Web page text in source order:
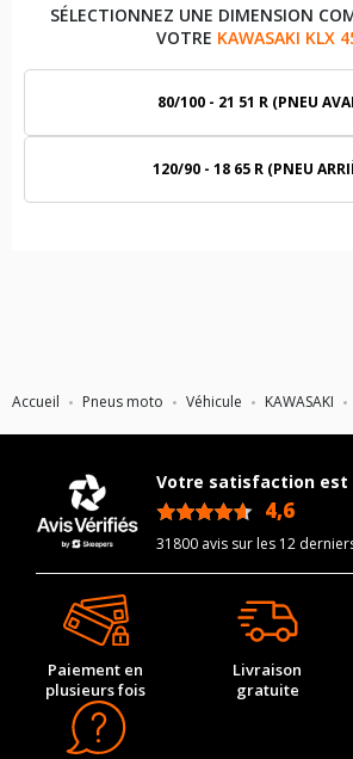
Accueil Pneus moto Véhicule KAWASAKI
SÉLECTIONNEZ UNE DIMENSION
VOTRE KAWASAKI KLX
80/100 - 21 51 R (PNEU
120/90 - 18 65 R (PNEU
Votre satisfaction
4,6
31800 avis sur les 12
Paiement en
plusieurs fois
Livraison
gratuite